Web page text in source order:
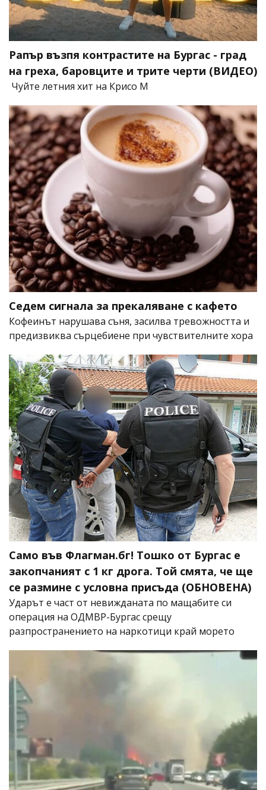
Рапър възпя контрастите на Бургас - град
на греха, баровците и трите черти (ВИДЕО)
Чуйте летния хит на Крисо М
Седем сигнала за прекаляване с кафето
Кофеинът нарушава съня, засилва тревожността и
предизвиква сърцебиене при чувствителните хора
Само във Флагман.бг! Тошко от Бургас е
закопчаният с 1 кг дрога. Той смята, че ще
се размине с условна присъда (ОБНОВЕНА)
Ударът е част от невижданата по мащабите си
операция на ОДМВР-Бургас срещу
разпространението на наркотици край морето